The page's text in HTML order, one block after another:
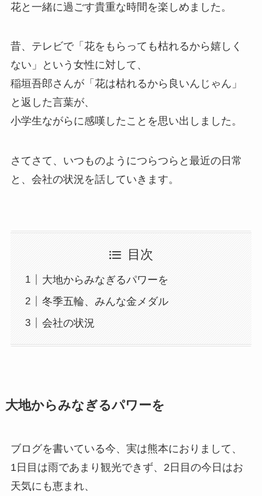
花と一緒に過ごす貴重な時間を楽しめました。
昔、テレビで「花をもらっても枯れるから嬉しく
ない」という女性に対して、
稲垣吾郎さんが「花は枯れるから良いんじゃん」
と返した言葉が、
小学生ながらに感嘆したことを思い出しました。
さてさて、いつものようにつらつらと最近の日常
と、会社の状況を話していきます。
目次
大地からみなぎるパワーを
冬季五輪、みんな金メダル
会社の状況
大地からみなぎるパワーを
ブログを書いている今、実は熊本におりまして、
1日目は雨であまり観光できず、2日目の今日はお
天気にも恵まれ、